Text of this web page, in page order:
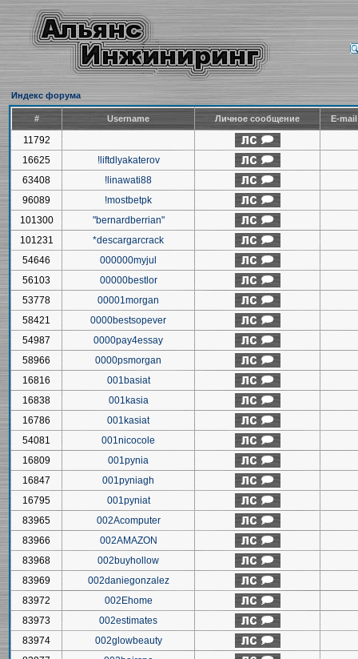
Индекс форума
# Username Личное сообщение E-
11792
16625
!liftdlyakaterov
63408
!linawati88
96089
!mostbetpk
101300
"bernardberrian"
101231
*descargarcrack
54646
000000myjul
56103
00000bestlor
53778
00001morgan
58421
0000bestsopever
54987
0000pay4essay
58966
0000psmorgan
16816
001basiat
16838
001kasia
16786
001kasiat
54081
001nicocole
16809
001pynia
16847
001pyniagh
16795
001pyniat
83965
002Acomputer
83966
002AMAZON
83968
002buyhollow
83969
002daniegonzalez
83972
002Ehome
83973
002estimates
83974
002glowbeauty